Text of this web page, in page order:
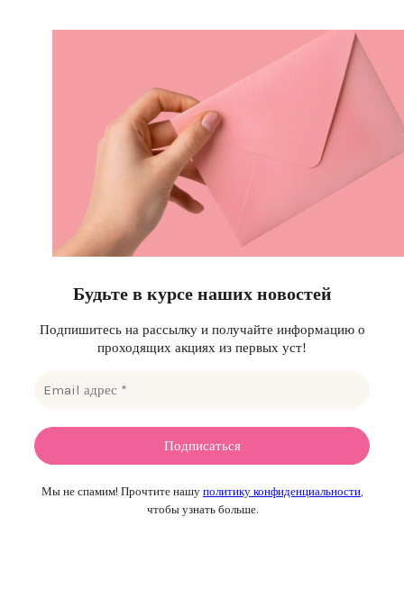
Будьте в курсе наших новостей
Подпишитесь на рассылку и получайте информацию о
проходящих акциях из первых уст!
Мы не спамим! Прочтите нашу политику конфиденциальности
чтобы узнать больше.